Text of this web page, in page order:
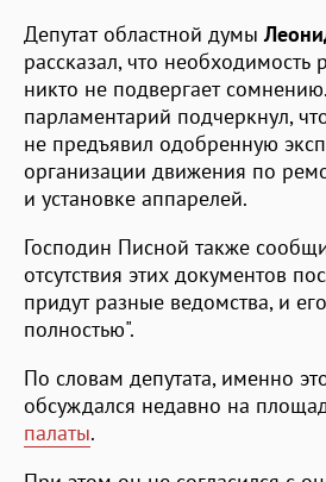
Депутат областной думы
рассказал, что необходимость
никто не подвергает
парламентарий подчеркнул,
не предъявил одобренную
организации движения по
и установке аппарелей.
Господин Писной также
отсутствия этих документов
придут разные ведомства, и
полностью".
По словам депутата, именно
обсуждался недавно на
палаты.